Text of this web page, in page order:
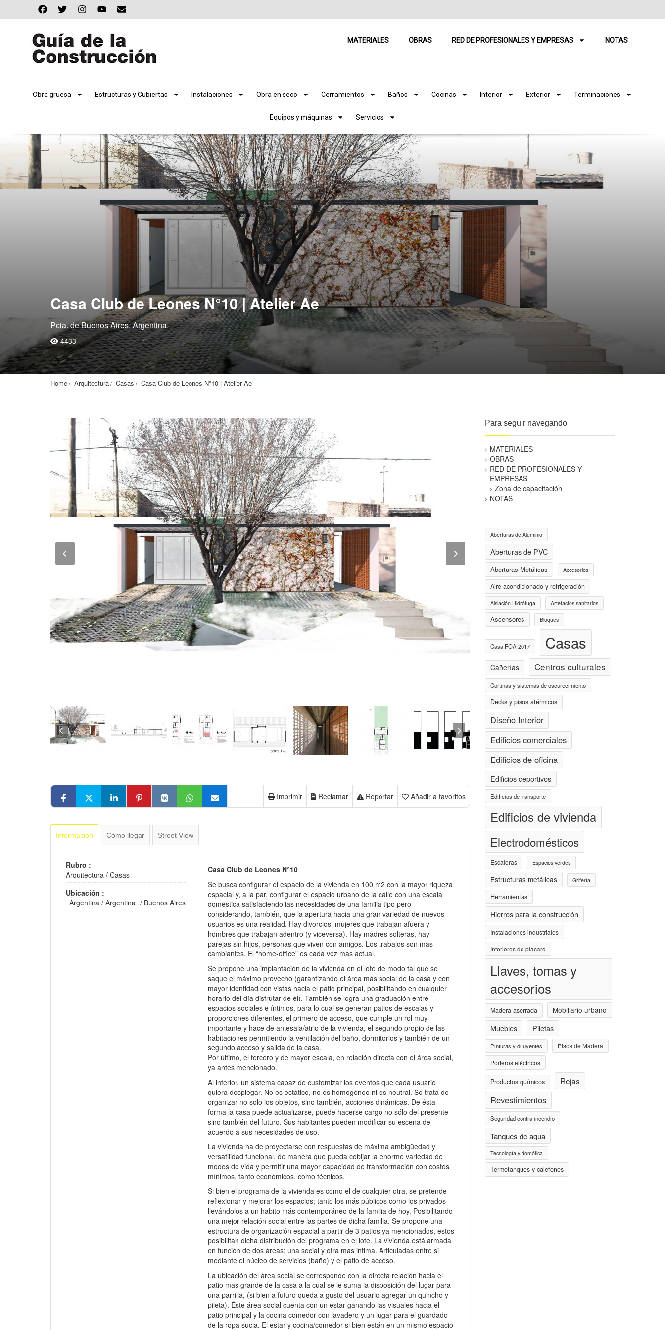
MATERIALES OBRAS RED DE PROFESIONALES Y EMPRESAS NOTAS
Obra gruesa Estructuras y Cubiertas Instalaciones Obra en seco Cerramientos Baños Cocinas Interior Exterior Terminaciones
Equipos y máquinas Servicios
Casa Club de Leones N°10 | Atelier Ae
Pcia. de Buenos Aires, Argentina
4433
Home Arquitectura Casas Casa Club de Leones N°10 | Atelier Ae
Añadir a favoritos
Reportar
Reclamar
Imprimir
Información Cómo llegar Street View
Rubro :
Arquitectura / Casas
Ubicación :
Argentina / Argentina / Buenos Aires
Casa Club de Leones N°10
Se busca configurar el espacio de la vivienda en 100 m2 con la mayor riqueza
espacial y, a la par, configurar el espacio urbano de la calle con una escala
doméstica satisfaciendo las necesidades de una familia tipo pero
considerando, también, que la apertura hacia una gran variedad de nuevos
usuarios es una realidad. Hay divorcios, mujeres que trabajan afuera y
hombres que trabajan adentro (y viceversa). Hay madres solteras, hay
parejas sin hijos, personas que viven con amigos. Los trabajos son mas
cambiantes. El “home-office” es cada vez mas actual.
Se propone una implantación de la vivienda en el lote de modo tal que se
saque el máximo provecho (garantizando el área más social de la casa y con
mayor identidad con vistas hacia el patio principal, posibilitando en cualquier
horario del día disfrutar de él). También se logra una graduación entre
espacios sociales e íntimos, para lo cual se generan patios de escalas y
proporciones diferentes, el primero de acceso, que cumple un rol muy
importante y hace de antesala/atrio de la vivienda, el segundo propio de las
habitaciones permitiendo la ventilación del baño, dormitorios y también de un
segundo acceso y salida de la casa.
Por último, el tercero y de mayor escala, en relación directa con el área social,
ya antes mencionado.
Al interior, un sistema capaz de customizar los eventos que cada usuario
quiera desplegar. No es estático, no es homogéneo ni es neutral. Se trata de
organizar no solo los objetos, sino también, acciones dinámicas. De ésta
forma la casa puede actualizarse, puede hacerse cargo no sólo del presente
sino también del futuro. Sus habitantes pueden modificar su escena de
acuerdo a sus necesidades de uso.
La vivienda ha de proyectarse con respuestas de máxima ambigüedad y
versatilidad funcional, de manera que pueda cobijar la enorme variedad de
modos de vida y permitir una mayor capacidad de transformación con costos
mínimos, tanto económicos, como técnicos.
Si bien el programa de la vivienda es como el de cualquier otra, se pretende
reflexionar y mejorar los espacios; tanto los más públicos como los privados
llevándolos a un habito más contemporáneo de la familia de hoy. Posibilitando
una mejor relación social entre las partes de dicha familia. Se propone una
estructura de organización espacial a partir de 3 patios ya mencionados, estos
posibilitan dicha distribución del programa en el lote. La vivienda está armada
en función de dos áreas: una social y otra mas intima. Articuladas entre si
mediante el núcleo de servicios (baño) y el patio de acceso.
La ubicación del área social se corresponde con la directa relación hacia el
patio mas grande de la casa a la cual se le suma la disposición del lugar para
una parrilla, (si bien a futuro queda a gusto del usuario agregar un quincho y
pileta). Éste área social cuenta con un estar ganando las visuales hacia el
patio principal y la cocina comedor con lavadero y un lugar para el guardado
de la ropa sucia. El estar y cocina/comedor si bien están en un mismo espacio
Para seguir navegando
MATERIALES
OBRAS
RED DE PROFESIONALES Y
EMPRESAS
Zona de capacitación
NOTAS
Aberturas de Aluminio
Aberturas de PVC
Aberturas Metálicas Accesorios
Aire acondicionado y refrigeración
Aislación Hidrófuga Artefactos sanitarios
Ascensores Bloques
Casa FOA 2017 Casas
Cañerías Centros culturales
Cortinas y sistemas de oscurecimiento
Decks y pisos atérmicos
Diseño Interior
Edificios comerciales
Edificios de oficina
Edificios deportivos
Edificios de transporte
Edificios de vivienda
Electrodomésticos
Escaleras Espacios verdes
Estructuras metálicas Grifería
Herramientas
Hierros para la construcción
Instalaciones industriales
Interiores de placard
Llaves, tomas y
accesorios
Madera aserrada Mobiliario urbano
Muebles Piletas
Pinturas y diluyentes
Pisos de Madera
Porteros eléctricos
Productos químicos Rejas
Revestimientos
Seguridad contra incendio
Tanques de agua
Tecnología y domótica
Termotanques y calefones